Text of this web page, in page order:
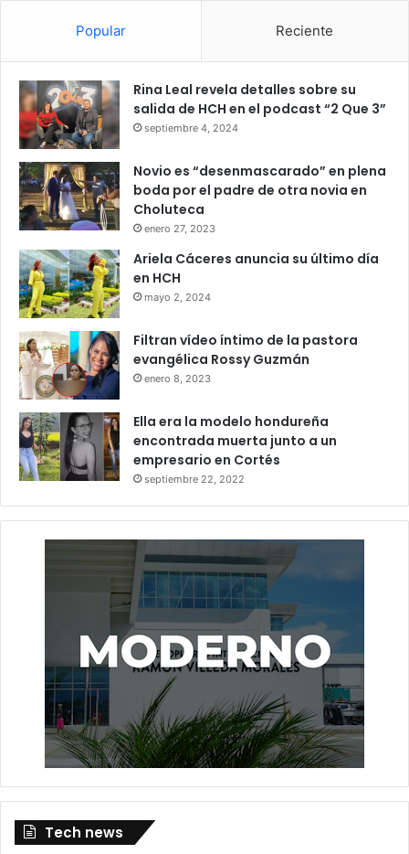
Popular Reciente
Rina Leal revela detalles sobre su
salida de HCH en el podcast “2 Que 3”
septiembre 4, 2024
Novio es “desenmascarado” en plena
boda por el padre de otra novia en
Choluteca
enero 27, 2023
Ariela Cáceres anuncia su último día
en HCH
mayo 2, 2024
Filtran vídeo íntimo de la pastora
evangélica Rossy Guzmán
enero 8, 2023
Ella era la modelo hondureña
encontrada muerta junto a un
empresario en Cortés
septiembre 22, 2022
Tech news